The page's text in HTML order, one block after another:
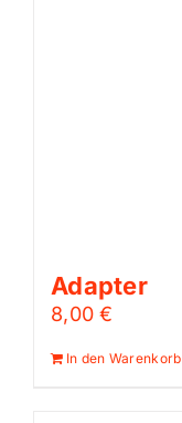
Adapter
8,00€
In den Warenkorb